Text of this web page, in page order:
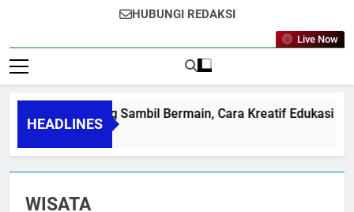
Informasi Aktual Independen
HUBUNGI REDAKSI
Live Now
HEADLINES
Belajar Stunting Sambil Bermain, Cara Kreatif Edukasi
10/08/2026
WISATA